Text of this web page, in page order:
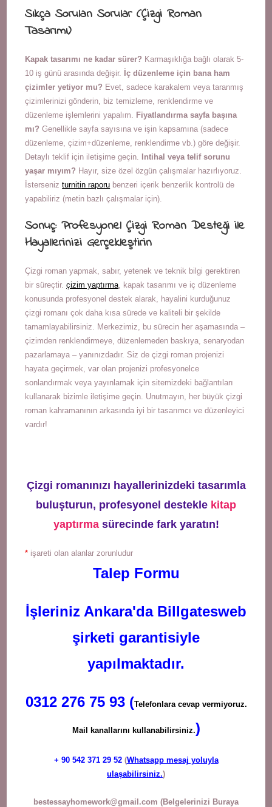
Sıkça Sorulan Sorular (Çizgi Roman
Tasarımı)
Kapak tasarımı ne kadar sürer? Karmaşıklığa bağlı olarak 5-
10 iş günü arasında değişir. İç düzenleme için bana ham
çizimler yetiyor mu? Evet, sadece karakalem veya taranmış
çizimlerinizi gönderin, biz temizleme, renklendirme ve
düzenleme işlemlerini yapalım. Fiyatlandırma sayfa başına
mı? Genellikle sayfa sayısına ve işin kapsamına (sadece
düzenleme, çizim+düzenleme, renklendirme vb.) göre değişir.
Detaylı teklif için iletişime geçin. Intihal veya telif sorunu
yaşar mıyım? Hayır, size özel özgün çalışmalar hazırlıyoruz.
İstersenizturnitin raporu benzeri içerik benzerlik kontrolü de
yapabiliriz (metin bazlı çalışmalar için).
Sonuç: Profesyonel Çizgi Roman Desteği ile
Hayallerinizi Gerçekleştirin
Çizgi roman yapmak, sabır, yetenek ve teknik bilgi gerektiren
bir süreçtir.çizim yaptırma , kapak tasarımı ve iç düzenleme
konusunda profesyonel destek alarak, hayalini kurduğunuz
çizgi romanı çok daha kısa sürede ve kaliteli bir şekilde
tamamlayabilirsiniz. Merkezimiz, bu sürecin her aşamasında –
çizimden renklendirmeye, düzenlemeden baskıya, senaryodan
pazarlamaya – yanınızdadır. Siz de çizgi roman projenizi
hayata geçirmek, var olan projenizi profesyonelce
sonlandırmak veya yayınlamak için sitemizdeki bağlantıları
kullanarak bizimle iletişime geçin. Unutmayın, her büyük çizgi
roman kahramanının arkasında iyi bir tasarımcı ve düzenleyici
vardır!
Çizgi romanınızı hayallerinizdeki tasarımla
buluşturun, profesyonel destekle kitap
yaptırmasürecinde fark yaratın!
* işareti olan alanlar zorunludur
Talep Formu
İşleriniz Ankara'da Billgatesweb
şirketi garantisiyle
yapılmaktadır.
0312 276 75 93 (Telefonlara cevap vermiyoruz.
Mail kanallarını kullanabilirsiniz.)
+ 90 542 371 29 52(Whatsapp mesaj yoluyla
ulaşabilirsiniz.)
bestessayhomework@gmail.com (Belgelerinizi Buraya